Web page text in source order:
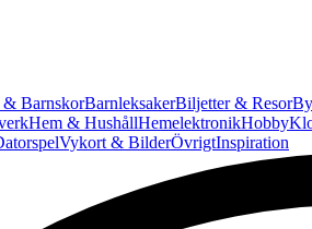
& BarnskorBarnleksakerBiljetter & Resor
Hem & HushållHemelektronikHobby
Vykort & BilderÖvrigtInspiration